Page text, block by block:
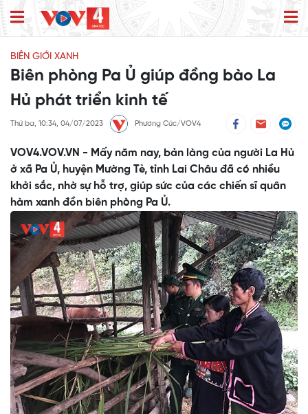
BIÊN GIỚI XANH
Biên phòng Pa Ủ giúp đồng bào La
Hủ phát triển kinh tế
Thứ ba, 10:34, 04/07/2023 Phương Cúc/VOV4
VOV4.VOV.VN - Mấy năm nay, bản làng của người La Hủ
ở xã Pa Ủ, huyện Mường Tè, tỉnh Lai Châu đã có nhiều
khởi sắc, nhờ sự hỗ trợ, giúp sức của các chiến sĩ quân
hàm xanh đồn biên phòng Pa Ủ.